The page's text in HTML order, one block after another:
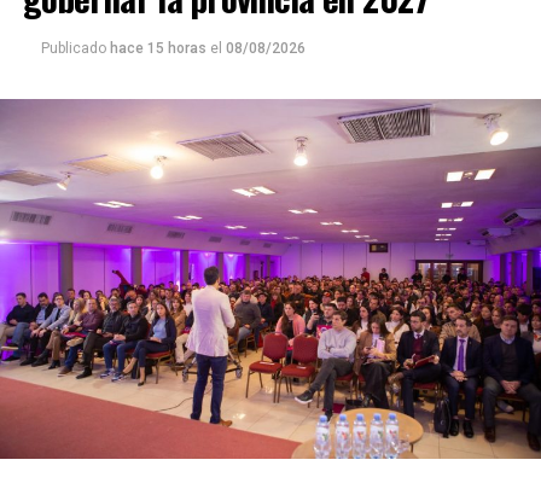
Publicado hace 15 horas el 08/08/2026